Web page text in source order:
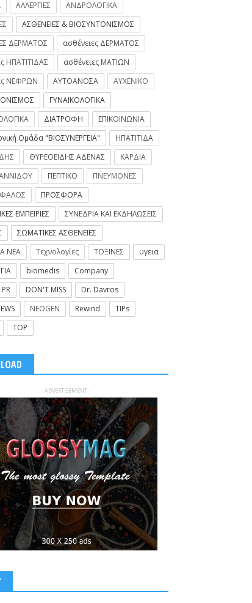
ΑΛΛΕΡΓΙΕΣ
ΑΝΔΡΟΛΟΓΙΚΑ
ΑΣΘΕΝΕΙΕΣ & ΒΙΟΣΥΝΤΟΝΙΣΜΟΣ
ΔΕΡΜΑΤΟΣ
ασθένειες ΔΕΡΜΑΤΟΣ
ΗΠΑΤΙΤΙΔΑΣ
ασθένειες ΜΑΤΙΩΝ
ΝΕΦΡΩΝ
ΑΥΤΟΑΝΟΣΑ
ΑΥΧΕΝΙΚΟ
ΓΥΝΑΙΚΟΛΟΓΙΚΑ
ΔΙΑΤΡΟΦΗ
ΕΠΙΚΟΙΝΩΝΙΑ
Ομάδα "ΒΙΟΣΥΝΕΡΓΕΙΑ"
ΗΠΑΤΙΤΙΔΑ
ΘΥΡΕΟΕΙΔΗΣ ΑΔΕΝΑΣ
ΚΑΡΔΙΑ
ΠΕΠΤΙΚΟ
ΠΝΕΥΜΟΝΕΣ
ΠΡΟΣΦΟΡΑ
ΕΜΠΕΙΡΙΕΣ
ΣΥΝΕΔΡΙΑ ΚΑΙ ΕΚΔΗΛΩΣΕΙΣ
ΣΩΜΑΤΙΚΕΣ ΑΣΘΕΝΕΙΕΣ
ΝΕΑ
Τεχνολογίες ΤΟΞΙΝΕΣ
υγεια
biomedis
Company
DON'T MISS
Dr. Davros
NEOGEN Rewind
TIPs
TOP
- ADVERTISEMENT -